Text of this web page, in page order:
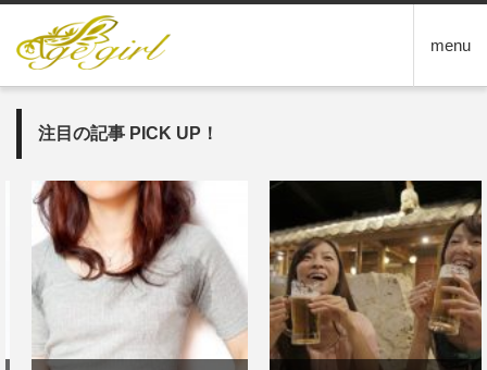
menu
注目の記事 PICK UP！